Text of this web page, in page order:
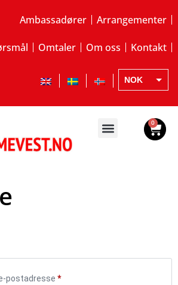
Ambassadører Arrangementer
Omtaler Om oss Kontakt
NOK
0
postadresse *